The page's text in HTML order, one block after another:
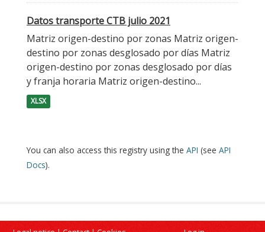
Datos transporte CTB julio 2021
Matriz origen-destino por zonas Matriz origen-
destino por zonas desglosado por días Matriz
origen-destino por zonas desglosado por días
y franja horaria Matriz origen-destino...
XLSX
You can also access this registry using the API (see API
Docs).